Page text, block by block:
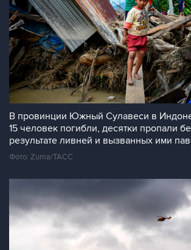
В провинции Южный Сулавеси в
15 человек погибли, десятки пропали
результате ливней и вызванных ими
Фото: Zuma/ТАСС